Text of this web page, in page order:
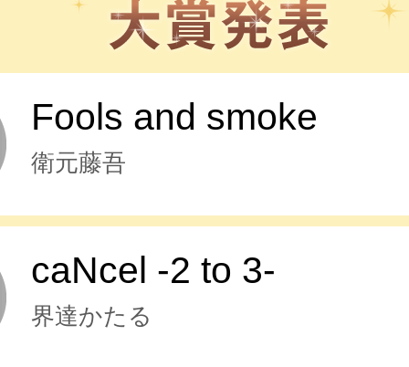
Fools and smoke
衛元藤吾
caNcel -2 to 3-
界達かたる